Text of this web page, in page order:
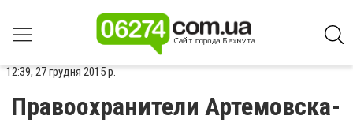
12:39, 27 грудня 2015 р.
Правоохранители Артемовска-